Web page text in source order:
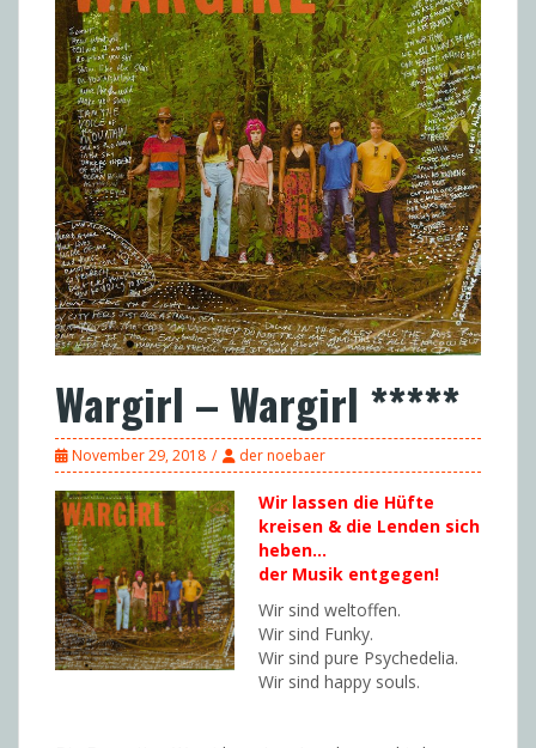
Wargirl – Wargirl *****
November 29, 2018 der noebaer
Wir lassen die Hüfte
kreisen & die Lenden sich
heben…
der Musik entgegen!
Wir sind weltoffen.
Wir sind Funky.
Wir sind pure Psychedelia.
Wir sind happy souls.